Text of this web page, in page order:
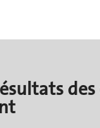
des